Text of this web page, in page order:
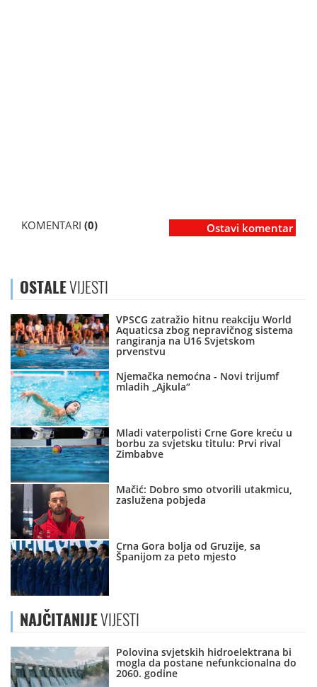
KOMENTARI (0) Ostavi komentar
OSTALEVIJESTI
VPSCG zatražio hitnu reakciju World
Aquaticsa zbog nepravičnog sistema
rangiranja na U16 Svjetskom
prvenstvu
Njemačka nemoćna - Novi trijumf
mladih „Ajkula“
Mladi vaterpolisti Crne Gore kreću u
borbu za svjetsku titulu: Prvi rival
Zimbabve
Mačić: Dobro smo otvorili utakmicu,
zaslužena pobjeda
Crna Gora bolja od Gruzije, sa
Španijom za peto mjesto
NAJČITANIJEVIJESTI
Polovina svjetskih hidroelektrana bi
mogla da postane nefunkcionalna do
2060. godine